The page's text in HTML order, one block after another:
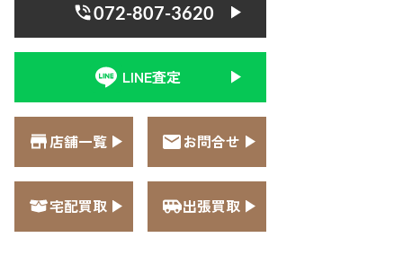
072-807-3620
LINE査定
店舗一覧 お問合せ
宅配買取 出張買取